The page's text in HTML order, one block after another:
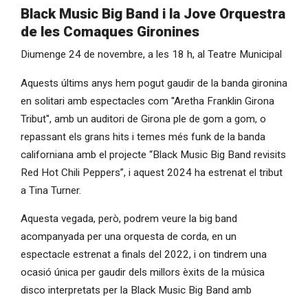
Black Music Big Band i la Jove Orquestra
de les Comaques Gironines
Diumenge 24 de novembre, a les 18 h, al Teatre Municipal
Aquests últims anys hem pogut gaudir de la banda gironina
en solitari amb espectacles com ''Aretha Franklin Girona
Tribut'', amb un auditori de Girona ple de gom a gom, o
repassant els grans hits i temes més funk de la banda
californiana amb el projecte “Black Music Big Band revisits
Red Hot Chili Peppers”, i aquest 2024 ha estrenat el tribut
a Tina Turner.
Aquesta vegada, però, podrem veure la big band
acompanyada per una orquesta de corda, en un
espectacle estrenat a finals del 2022, i on tindrem una
ocasió única per gaudir dels millors èxits de la música
disco interpretats per la Black Music Big Band amb